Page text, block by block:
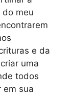
do meu
e da
uma
todos
em sua